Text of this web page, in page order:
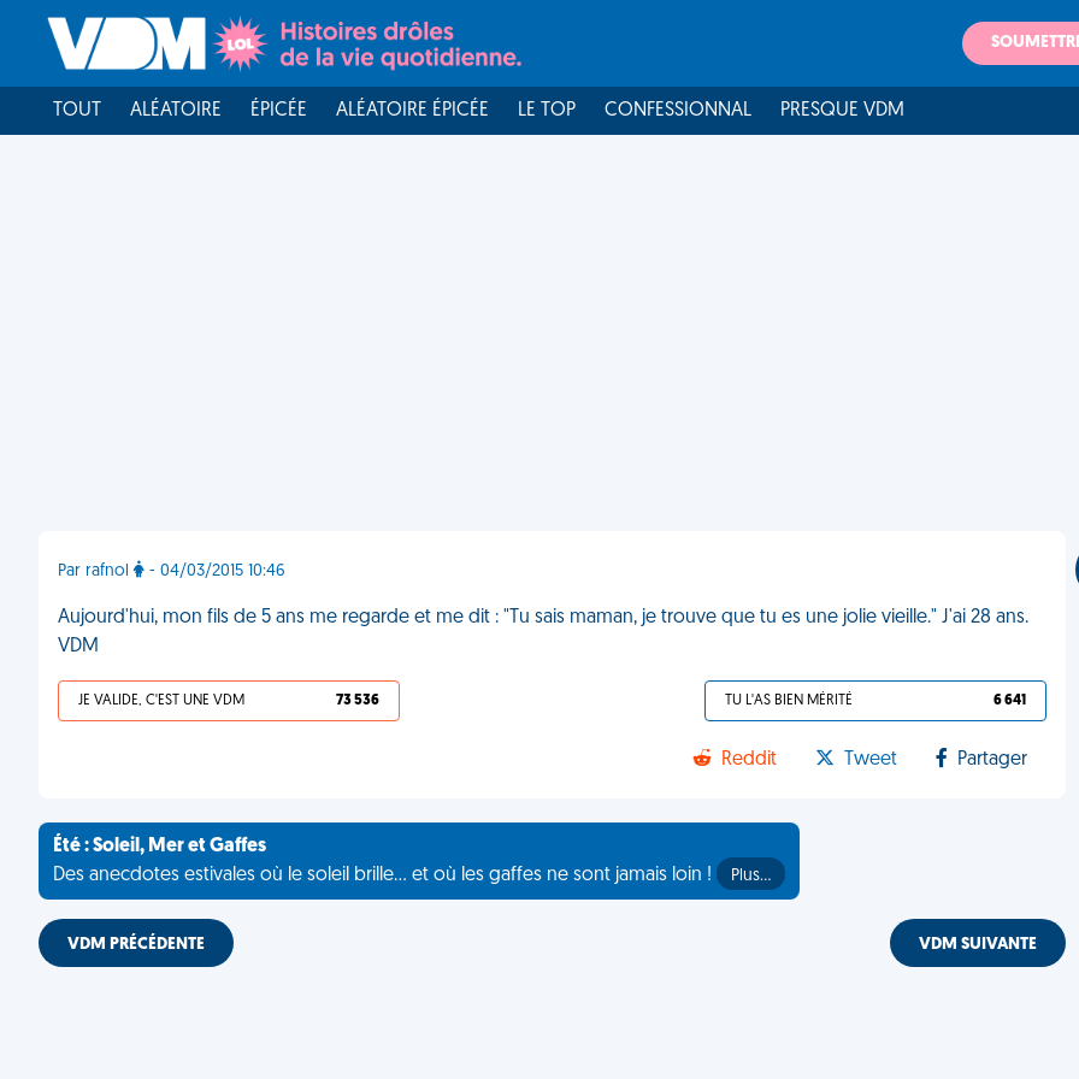
TOUT ALÉATOIRE ÉPICÉE ALÉATOIRE ÉPICÉE LE TOP CONFESSIONNAL PRESQUE VDM
Par rafnol - 04/03/2015 10:46
Aujourd'hui, mon fils de 5 ans me regarde et me dit : "Tu sais maman, je trouve que tu es une jolie vieille." J'ai 28 ans.
VDM
JE VALIDE, C'EST UNE VDM 73 536 TU L'AS BIEN MÉRITÉ 6 641
Reddit Tweet Partager
Été : Soleil, Mer et Gaffes
Des anecdotes estivales où le soleil brille... et où les gaffes ne sont jamais loin !
Plus…
VDM PRÉCÉDENTE VDM SUIVANTE